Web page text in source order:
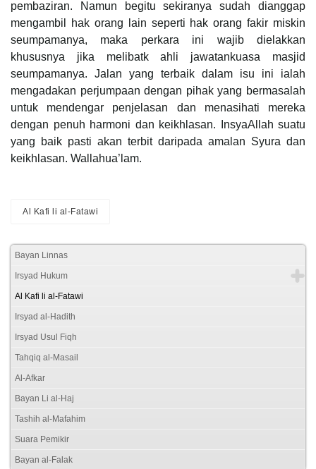
pembaziran. Namun begitu sekiranya sudah dianggap
mengambil hak orang lain seperti hak orang fakir miskin
seumpamanya, maka perkara ini wajib dielakkan
khususnya jika melibatk ahli jawatankuasa masjid
seumpamanya. Jalan yang terbaik dalam isu ini ialah
mengadakan perjumpaan dengan pihak yang bermasalah
untuk mendengar penjelasan dan menasihati mereka
dengan penuh harmoni dan keikhlasan. InsyaAllah suatu
yang baik pasti akan terbit daripada amalan Syura dan
keikhlasan. Wallahua’lam.
Al Kafi li al-Fatawi
Bayan Linnas
Irsyad Hukum
Al Kafi li al-Fatawi
Irsyad al-Hadith
Irsyad Usul Fiqh
Tahqiq al-Masail
Al-Afkar
Bayan Li al-Haj
Tashih al-Mafahim
Suara Pemikir
Bayan al-Falak